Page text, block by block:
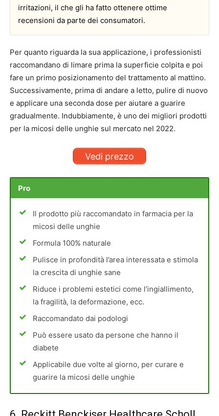
irritazioni, il che gli ha fatto ottenere ottime
recensioni da parte dei consumatori.
Per quanto riguarda la sua applicazione, i professionisti
raccomandano di limare prima la superficie colpita e poi
fare un primo posizionamento del trattamento al mattino.
Successivamente, prima di andare a letto, pulire di nuovo
e applicare una seconda dose per aiutare a guarire
gradualmente. Indubbiamente, è uno dei migliori prodotti
per la micosi delle unghie sul mercato nel 2022.
Vedi prezzo
Pro
Il prodotto più raccomandato in farmacia per la
micosi delle unghie
Formula 100% naturale
Pulisce in profondità l’area interessata e stimola
la crescita di unghie sane
Riduce i problemi estetici come l’ingiallimento,
la fragilità, la deformazione, ecc.
Raccomandato dai podologi
Può essere usato da persone che hanno il
diabete
Applicabile due volte al giorno, per curare e
guarire la micosi delle unghie